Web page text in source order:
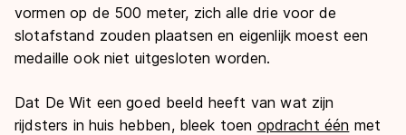
vormen op de 500 meter, zich alle drie voor de
slotafstand zouden plaatsen en eigenlijk moest een
medaille ook niet uitgesloten worden.
Dat De Wit een goed beeld heeft van wat zijn
rijdsters in huis hebben, bleek toen opdracht één met